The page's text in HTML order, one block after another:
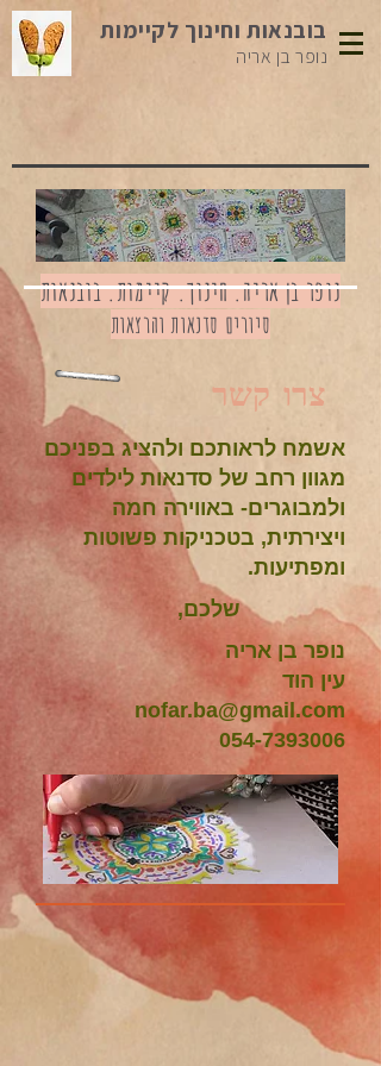
בובנאות וחינוך לקיימות
נופר בן אריה
נופר בן אריה. חינוך. קיימות. בובנאות
סיורים סדנאות והרצאות
צרו קשר
אשמח לראותכם ולהציג בפניכם
מגוון רחב של סדנאות לילדים
ולמבוגרים- באווירה חמה
ויצירתית, בטכניקות פשוטות
ומפתיעות.
שלכם,
נופר בן אריה
עין הוד
nofar.ba@gmail.com
054-7393006